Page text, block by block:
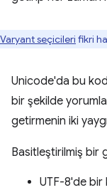
Varyant seçicileri fikri
Unicode'da bu kod
bir şekilde
getirmenin iki
Basitleştirilmiş bir
UTF-8'de